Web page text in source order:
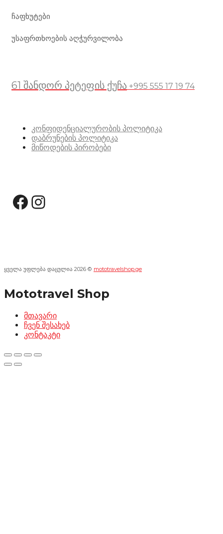
ჩაფხუტები
უსაფრთხოების აღჭურვილობა
61 შანდორ პეტეფის ქუჩა +995 555 17 19 74
კონფიდენციალურობის პოლიტიკა
დაბრუნების პოლიტიკა
მიწოდების პირობები
Facebook
Instagram
ყველა უფლება დაცულია 2026 © mototravelshop.ge
Mototravel Shop
მთავარი
ჩვენ შესახებ
კონტაკტი